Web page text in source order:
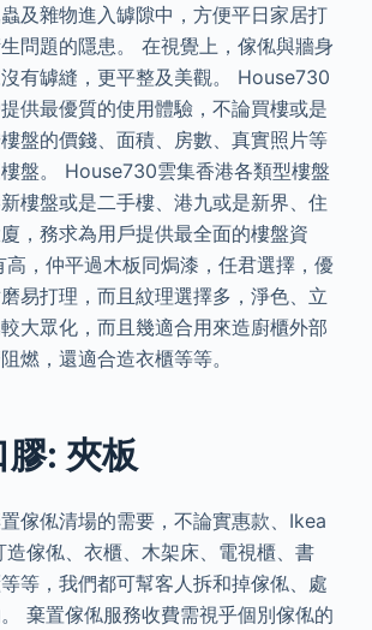
及雜物進入罅隙中，方便平日家居打
問題的隱患。 在視覺上，傢俬與牆身
有罅縫，更平整及美觀。 House730
供最優質的使用體驗，不論買樓或是
盤的價錢、面積、房數、真實照片等
盤。 House730雲集香港各類型樓盤
樓盤或是二手樓、港九或是新界、住
，務求為用戶提供最全面的樓盤資
，仲平過木板同焗漆，任君選擇，優
易打理，而且紋理選擇多，淨色、立
大眾化，而且幾適合用來造廚櫃外部
燃，還適合造衣櫃等等。
: 夾板
傢俬清場的需要，不論實惠款、Ikea
傢俬、衣櫃、木架床、電視櫃、書
等，我們都可幫客人拆和掉傢俬、處
棄置傢俬服務收費需視乎個別傢俬的